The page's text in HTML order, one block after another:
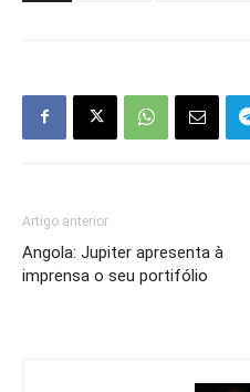
Artigo anterior
Angola: Jupiter apresenta à
imprensa o seu portifólio